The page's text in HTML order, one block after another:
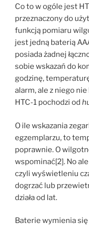
Co to w ogóle jest
przeznaczony do
funkcją pomiaru
jest jedną baterią
posiada żadnej
sobie wskazań do
godzinę,
alarm, ale z niego
HTC-1 pochodzi od
O ile wskazania
egzemplarzu, to
poprawnie. O
wspominać[2]. No
czyli wyświetleniu
dogrzać lub
działa od lat.
Baterie wymienia się